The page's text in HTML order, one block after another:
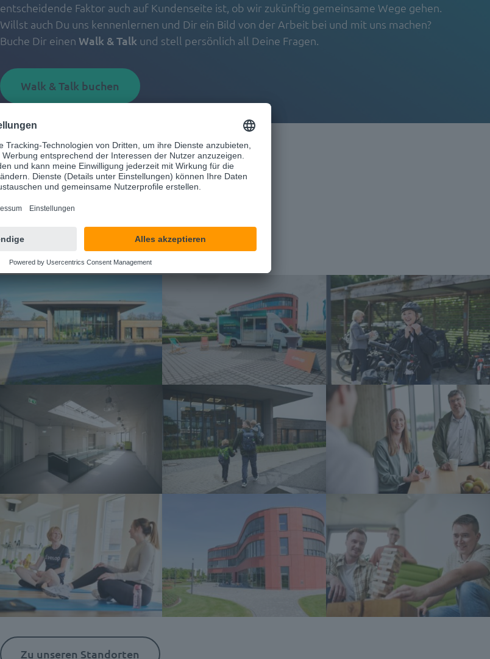
entscheidende Faktor auch auf Kundenseite ist, ob wir zukünftig gemeinsame Wege gehen.
Willst auch Du uns kennenlernen und Dir ein Bild von der Arbeit bei und mit uns machen?
Buche Dir einen Walk & Talk und stell persönlich all Deine Fragen.
Walk & Talk buchen
IMPRESSIONEN VON D.VELOP
Der erste Eindruck zählt
Zu unseren Standorten